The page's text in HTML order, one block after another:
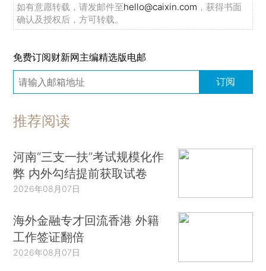
如有意愿转载，请发邮件至hello@caixin.com ，获得书面
确认及授权后，方可转载。
免费订阅财新网主编精选版电邮
订阅
推荐阅读
河南“三支一扶”考试规模化作
弊 内外勾结提前获取试卷
2026年08月07日
海外金融专才回流香港 外籍
工作签证翻倍
2026年08月07日